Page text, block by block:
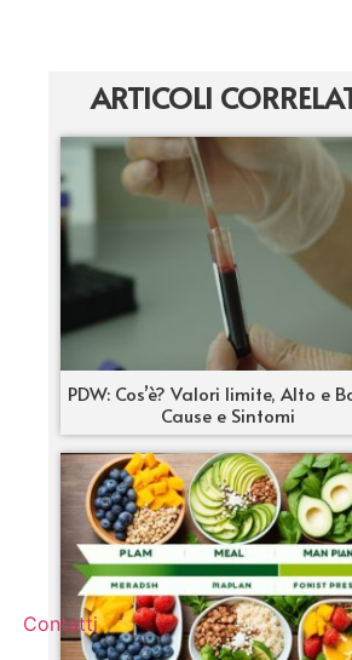
ARTICOLI
PDW: Cos’è? Valori limite, Alto e
Cause e Sintomi
Contatti